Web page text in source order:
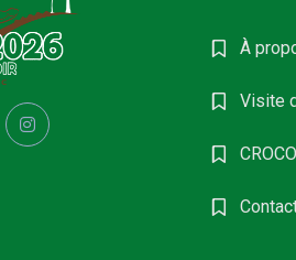
À
Visite